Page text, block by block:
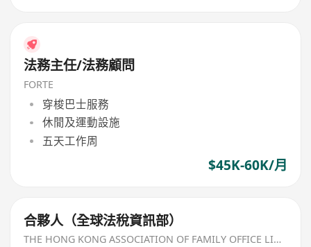
法務主任/法務顧問
FORTE
穿梭巴士服務
休閒及運動設施
五天工作周
$45K-60K/月
合夥人（全球法稅資訊部）
THE HONG KONG ASSOCIATION OF FAMILY OFFICE LIMITED